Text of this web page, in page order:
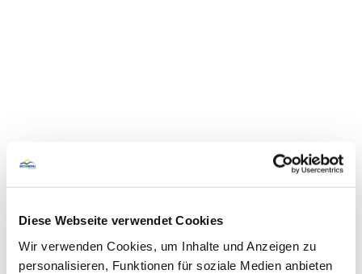
Diese Webseite verwendet Cookies
Wir verwenden Cookies, um Inhalte und Anzeigen zu
personalisieren, Funktionen für soziale Medien anbieten